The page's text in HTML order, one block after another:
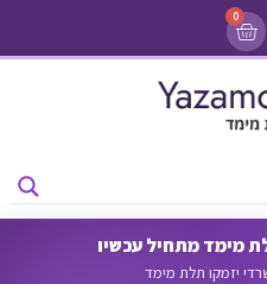
0
יזמקו תלת מימד